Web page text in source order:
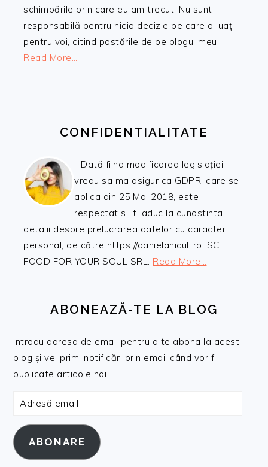
schimbările prin care eu am trecut! Nu sunt
responsabilă pentru nicio decizie pe care o luați
pentru voi, citind postările de pe blogul meu! !
Read More…
CONFIDENTIALITATE
Dată fiind modificarea legislației
vreau sa ma asigur ca GDPR, care se
aplica din 25 Mai 2018, este
respectat si iti aduc la cunostinta
detalii despre prelucrarea datelor cu caracter
personal, de către https://danielaniculi.ro, SC
FOOD FOR YOUR SOUL SRL. Read More…
ABONEAZĂ-TE LA BLOG
Introdu adresa de email pentru a te abona la acest
blog și vei primi notificări prin email când vor fi
publicate articole noi.
Adresă
ABONARE